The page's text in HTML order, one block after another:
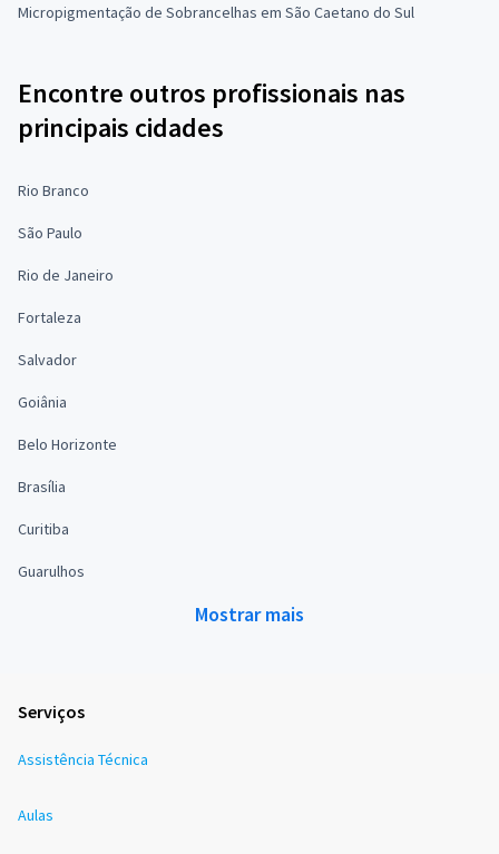
Micropigmentação de Sobrancelhas em São Caetano do Sul
Encontre outros profissionais nas
principais cidades
Rio Branco
São Paulo
Rio de Janeiro
Fortaleza
Salvador
Goiânia
Belo Horizonte
Brasília
Curitiba
Guarulhos
Mostrar mais
Serviços
Assistência Técnica
Aulas